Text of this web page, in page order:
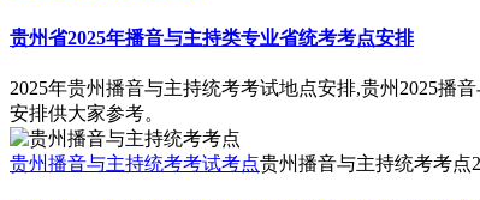
贵州省2025年播音与主持类专业省统考考点安排
2025年贵州播音与主持统考考试地点安排,贵州2025播
安排供大家参考。
贵州播音与主持统考考试考点贵州播音与主持统考考点